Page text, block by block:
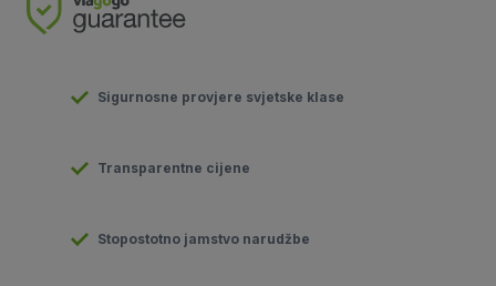
Sigurnosne provjere svjetske klase
Transparentne cijene
Stopostotno jamstvo narudžbe